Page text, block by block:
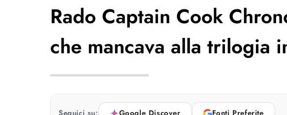
Rado Captain Cook
che mancava alla trilogia